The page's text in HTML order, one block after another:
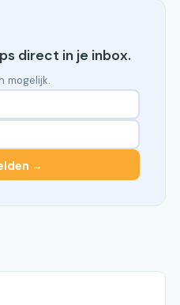
direct in je inbox.
mogelijk.
→